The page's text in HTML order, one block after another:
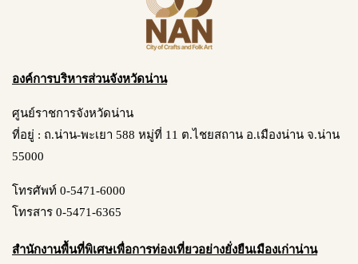
องค์การบริหารส่วนจังหวัดน่าน
ศูนย์ราชการจังหวัดน่าน
ที่อยู่ : ถ.น่าน-พะเยา 588 หมู่ที่ 11 ต.ไชยสถาน อ.เมืองน่าน จ.น่าน
55000
โทรศัพท์ 0-5471-6000
โทรสาร 0-5471-6365
สำนักงานพื้นที่พิเศษเพื่อการท่องเที่ยวอย่างยั่งยืนเมืองเก่าน่าน